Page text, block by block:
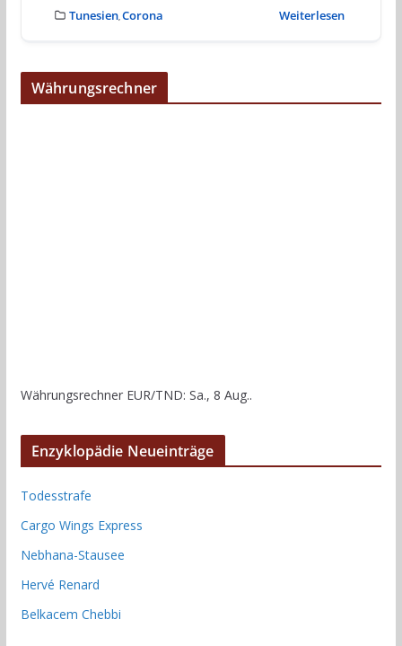
Tunesien, Corona Weiterlesen
Währungsrechner
Währungsrechner EUR/TND: Sa., 8 Aug..
Enzyklopädie Neueinträge
Todesstrafe
Cargo Wings Express
Nebhana-Stausee
Hervé Renard
Belkacem Chebbi